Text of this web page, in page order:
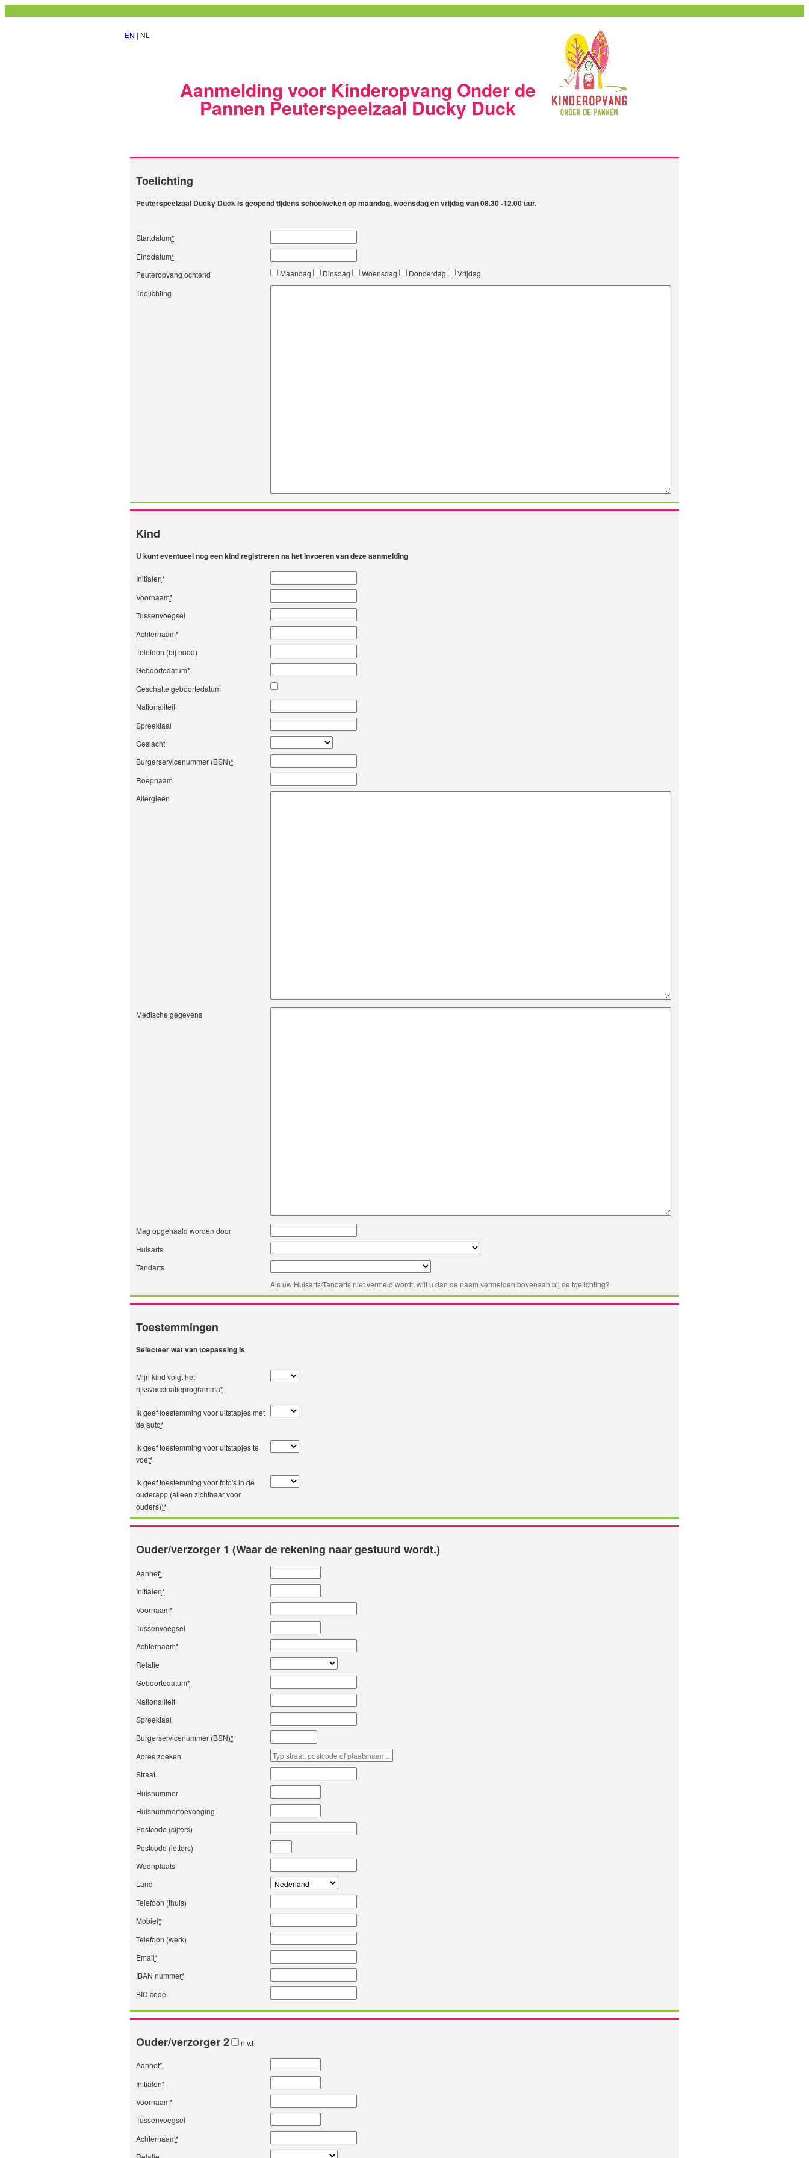
EN | NL
Aanmelding voor Kinderopvang Onder de
Pannen Peuterspeelzaal Ducky Duck
Toelichting
Peuterspeelzaal Ducky Duck is geopend tijdens schoolweken op maandag, woensdag en vrijdag van 08.30 -12.00 uur.
Startdatum*
Einddatum*
Peuteropvang ochtend
Maandag Dinsdag Woensdag Donderdag
Vrijdag
Toelichting
Kind
U kunt eventueel nog een kind registreren na het invoeren van deze aanmelding
Initialen*
Voornaam*
Tussenvoegsel
Achternaam*
Telefoon (bij nood)
Geboortedatum*
Geschatte geboortedatum
Nationaliteit
Spreektaal
Geslacht
Burgerservicenummer (BSN)*
Roepnaam
Allergieën
Medische gegevens
Mag opgehaald worden door
Huisarts
Tandarts
Als uw Huisarts/Tandarts niet vermeld wordt, wilt u dan de naam vermelden bovenaan bij de toelichting?
Toestemmingen
Selecteer wat van toepassing is
Mijn kind volgt het
rijksvaccinatieprogramma*
Ik geef toestemming voor uitstapjes met
de auto*
Ik geef toestemming voor uitstapjes te
voet*
Ik geef toestemming voor foto's in de
ouderapp (alleen zichtbaar voor
ouders))*
Ouder/verzorger 1 (Waar de rekening naar gestuurd wordt.)
Aanhef*
Initialen*
Voornaam*
Tussenvoegsel
Achternaam*
Relatie
Geboortedatum*
Nationaliteit
Spreektaal
Burgerservicenummer (BSN)*
Adres zoeken
Straat
Huisnummer
Huisnummertoevoeging
Postcode (cijfers)
Postcode (letters)
Woonplaats
Land
Telefoon (thuis)
Mobiel*
Telefoon (werk)
Email*
IBAN nummer*
BIC code
Ouder/verzorger 2 n.v.t
Aanhef*
Initialen*
Voornaam*
Tussenvoegsel
Achternaam*